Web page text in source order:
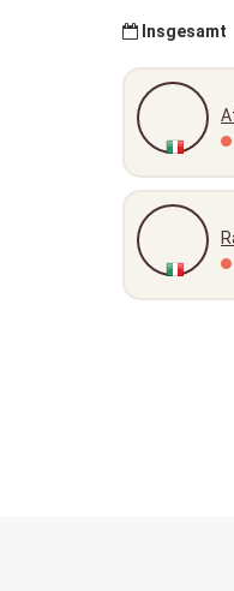
Insgesamt